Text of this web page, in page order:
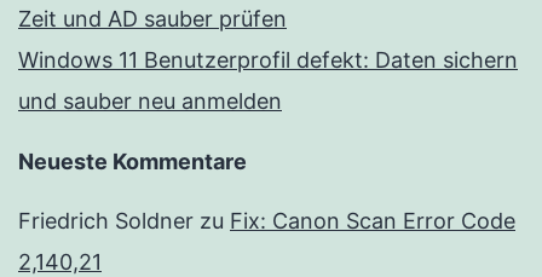
Zeit und AD sauber prüfen
Windows 11 Benutzerprofil defekt: Daten sichern
und sauber neu anmelden
Neueste Kommentare
Friedrich Soldner zu Fix: Canon Scan Error Code
2,140,21